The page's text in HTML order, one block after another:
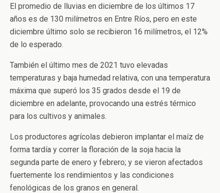
El promedio de lluvias en diciembre de los últimos 17
años es de 130 milímetros en Entre Ríos, pero en este
diciembre último solo se recibieron 16 milímetros, el 12%
de lo esperado.
También el último mes de 2021 tuvo elevadas
temperaturas y baja humedad relativa, con una temperatura
máxima que superó los 35 grados desde el 19 de
diciembre en adelante, provocando una estrés térmico
para los cultivos y animales.
Los productores agrícolas debieron implantar el maíz de
forma tardía y correr la floración de la soja hacia la
segunda parte de enero y febrero; y se vieron afectados
fuertemente los rendimientos y las condiciones
fenológicas de los granos en general.